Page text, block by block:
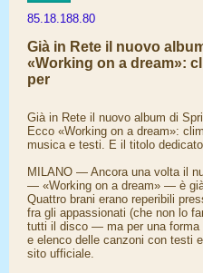
85.18.188.80
Già in Rete il nuovo
«Working on a dream»:
per
Già in Rete il nuovo album di
Ecco «Working on a dream»:
musica e testi. E il titolo
MILANO — Ancora una volta il
— «Working on a dream» — è
Quattro brani erano reperibili
fra gli appassionati (che non lo
tutti il disco — ma per una forma
e elenco delle canzoni con testi
sito ufficiale.